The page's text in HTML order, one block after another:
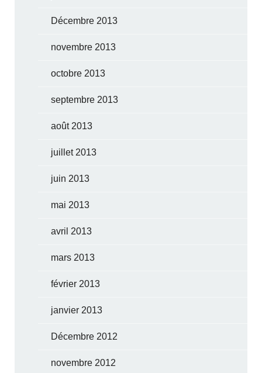
Décembre 2013
novembre 2013
octobre 2013
septembre 2013
août 2013
juillet 2013
juin 2013
mai 2013
avril 2013
mars 2013
février 2013
janvier 2013
Décembre 2012
novembre 2012